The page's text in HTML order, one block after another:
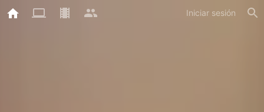
Iniciar sesión